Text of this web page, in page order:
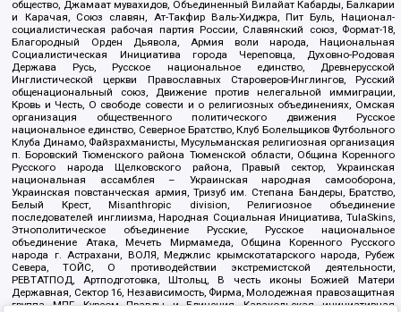
общество, Джамаат мувахидов, Объединенный Вилайат Кабарды, Балкарии
и Карачая, Союз славян, Ат-Такфир Валь-Хиджра, Пит Буль, Национал-
социалистическая рабочая партия России, Славянский союз, Формат-18,
Благородный Орден Дьявола, Армия воли народа, Национальная
Социалистическая Инициатива города Череповца, Духовно-Родовая
Держава Русь, Русское национальное единство, Древнерусской
Инглистической церкви Православных Староверов-Инглингов, Русский
общенациональный союз, Движение против нелегальной иммиграции,
Кровь и Честь, О свободе совести и о религиозных объединениях, Омская
организация общественного политического движения Русское
национальное единство, Северное Братство, Клуб Болельщиков Футбольного
Клуба Динамо, Файзрахманисты, Мусульманская религиозная организация
п. Боровский Тюменского района Тюменской области, Община Коренного
Русского народа Щелковского района, Правый сектор, Украинская
национальная ассамблея – Украинская народная самооборона,
Украинская повстанческая армия, Тризуб им. Степана Бандеры, Братство,
Белый Крест, Misanthropic division, Религиозное объединение
последователей инглиизма, Народная Социальная Инициатива, TulaSkins,
Этнополитическое объединение Русские, Русское национальное
объединение Атака, Мечеть Мирмамеда, Община Коренного Русского
народа г. Астрахани, ВОЛЯ, Меджлис крымскотатарского народа, Рубеж
Севера, ТОЙС, О противодействии экстремистской деятельности,
РЕВТАТПОД, Артподготовка, Штольц, В честь иконы Божией Матери
Державная, Сектор 16, Независимость, Фирма, Молодежная правозащитная
группа МПГ, Курсом Правды и Единения, Каракольская инициативная